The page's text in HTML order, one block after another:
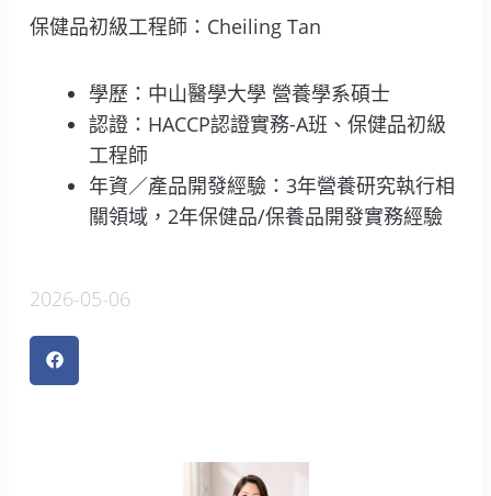
保健品初級工程師：Cheiling Tan
學歷：中山醫學大學 營養學系碩士
認證：HACCP認證實務-A班、保健品初級
工程師
年資／產品開發經驗：3年營養研究執行相
關領域，2年保健品/保養品開發實務經驗
2026-05-06